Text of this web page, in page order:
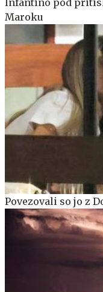
Maroku
Povezovali so jo z